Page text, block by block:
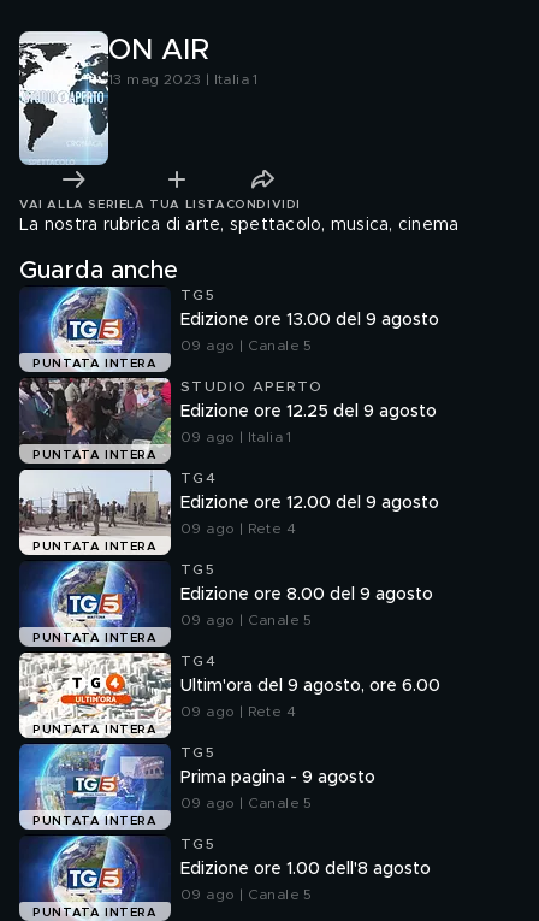
ON AIR
13 mag 2023 | Italia 1
VAI ALLA SERIE LA TUA LISTA CONDIVIDI
La nostra rubrica di arte, spettacolo, musica, cinema
Guarda anche
PUNTATA INTERA
TG5
Edizione ore 13.00 del 9 agosto
09 ago | Canale 5
PUNTATA INTERA
STUDIO APERTO
Edizione ore 12.25 del 9 agosto
09 ago | Italia 1
PUNTATA INTERA
TG4
Edizione ore 12.00 del 9 agosto
09 ago | Rete 4
PUNTATA INTERA
TG5
Edizione ore 8.00 del 9 agosto
09 ago | Canale 5
PUNTATA INTERA
TG4
Ultim'ora del 9 agosto, ore 6.00
09 ago | Rete 4
PUNTATA INTERA
TG5
Prima pagina - 9 agosto
09 ago | Canale 5
PUNTATA INTERA
TG5
Edizione ore 1.00 dell'8 agosto
09 ago | Canale 5